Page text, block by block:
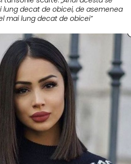
decat de obicei, de asemenea
mai lung decat de obicei”